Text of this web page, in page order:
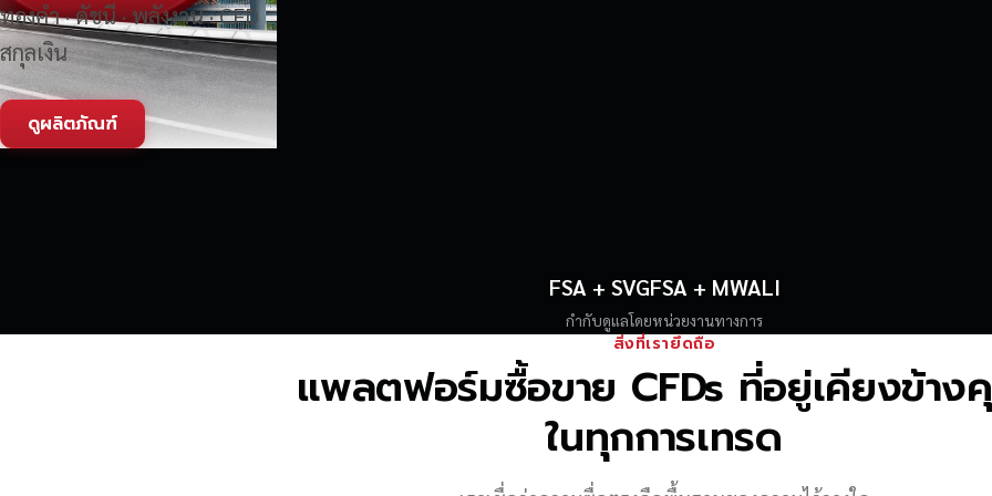
ทองคำ · ดัชนี · พลังงาน · CFD
สกุลเงิน
ดูผลิตภัณฑ์
FSA + SVGFSA + MWALI
กำกับดูแลโดยหน่วยงานทางการ
สิ่งที่เรายึดถือ
แพลตฟอร์มซื้อขาย CFDs ที่อยู่เคียงข้า
ในทุกการเทรด